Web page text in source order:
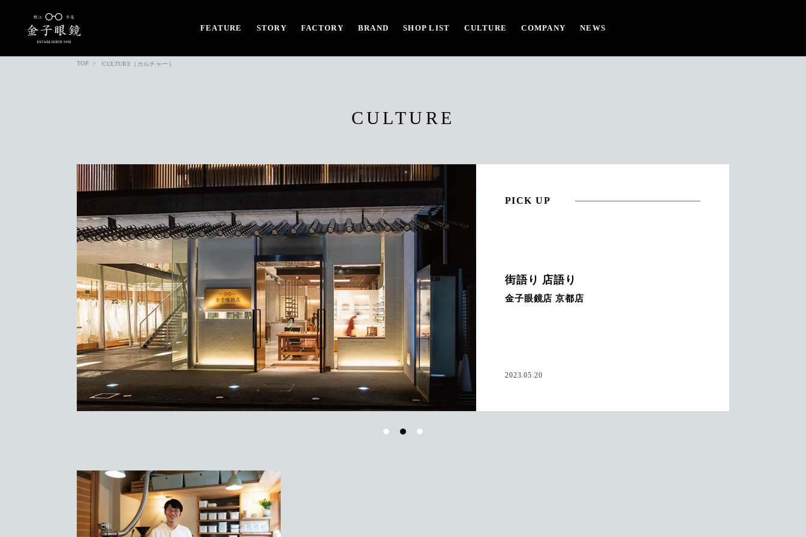
FEATURE STORY FACTORY BRAND SHOP LIST CULTURE COMPANY NEWS
TOP CULTURE（カルチャー）
CULTURE
PICK UP
街語り 店語り
金子眼鏡店 京都店
2023.05.20